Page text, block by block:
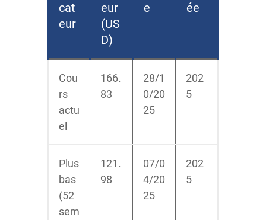
cat
eur
eur
(US
D)
e
ée
Cou
rs
actu
el
166.
83
28/1
0/20
25
202
5
Plus
bas
(52
sem
121.
98
07/0
4/20
25
202
5